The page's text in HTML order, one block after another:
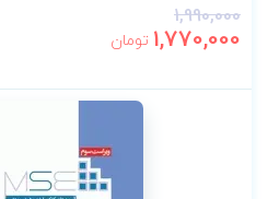
1,990,000
1,770,000 تومان